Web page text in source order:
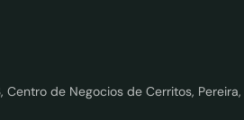
Centro de Negocios de Cerritos, Pereira,